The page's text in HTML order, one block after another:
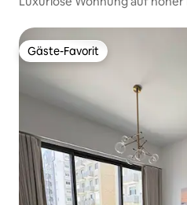
Gäste-Favorit
Gäste-Favorit